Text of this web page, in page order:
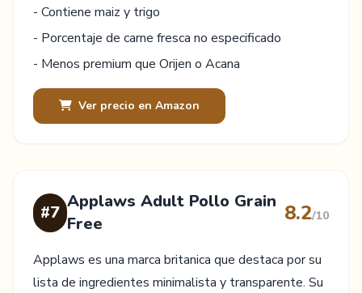
- Contiene maiz y trigo
- Porcentaje de carne fresca no especificado
- Menos premium que Orijen o Acana
Ver precio en Amazon
#7
Applaws Adult Pollo Grain
Free
8.2/10
Applaws es una marca britanica que destaca por su
lista de ingredientes minimalista y transparente. Su